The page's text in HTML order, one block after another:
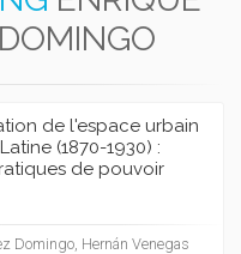
de l'espace urbain
(1870-1930) :
de pouvoir
Domingo, Hernán Venegas